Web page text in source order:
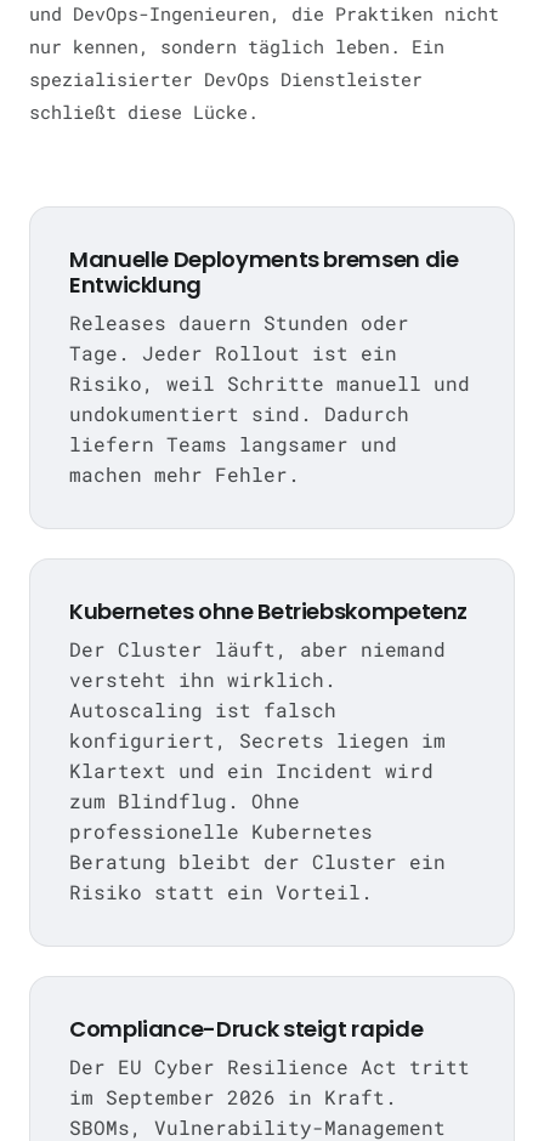
und DevOps-Ingenieuren, die Praktiken nicht
nur kennen, sondern täglich leben. Ein
spezialisierter DevOps Dienstleister
schließt diese Lücke.
Manuelle Deployments bremsen die
Entwicklung
Releases dauern Stunden oder
Tage. Jeder Rollout ist ein
Risiko, weil Schritte manuell und
undokumentiert sind. Dadurch
liefern Teams langsamer und
machen mehr Fehler.
Kubernetes ohne Betriebskompetenz
Der Cluster läuft, aber niemand
versteht ihn wirklich.
Autoscaling ist falsch
konfiguriert, Secrets liegen im
Klartext und ein Incident wird
zum Blindflug. Ohne
professionelle Kubernetes
Beratung bleibt der Cluster ein
Risiko statt ein Vorteil.
Compliance-Druck steigt rapide
Der EU Cyber Resilience Act tritt
im September 2026 in Kraft.
SBOMs, Vulnerability-Management